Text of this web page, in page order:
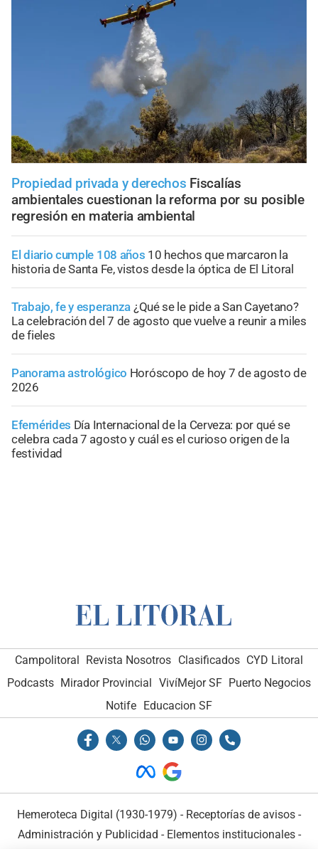
Propiedad privada y derechos Fiscalías
ambientales cuestionan la reforma por su posible
regresión en materia ambiental
El diario cumple 108 años 10 hechos que marcaron la
historia de Santa Fe, vistos desde la óptica de El Litoral
Trabajo, fe y esperanza ¿Qué se le pide a San Cayetano?
La celebración del 7 de agosto que vuelve a reunir a miles
de fieles
Panorama astrológico Horóscopo de hoy 7 de agosto de
2026
Efemérides Día Internacional de la Cerveza: por qué se
celebra cada 7 agosto y cuál es el curioso origen de la
festividad
Campolitoral Revista Nosotros Clasificados CYD Litoral
Podcasts Mirador Provincial VivíMejor SF Puerto Negocios
Notife Educacion SF
Hemeroteca Digital (1930-1979) - Receptorías de avisos -
Administración y Publicidad - Elementos institucionales-